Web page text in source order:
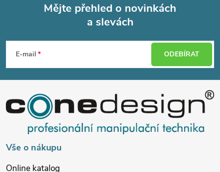
p
a
Mějte přehled o novinkách
a slevách
E-mail ODEBÍRAT
Vše o nákupu
Online katalog